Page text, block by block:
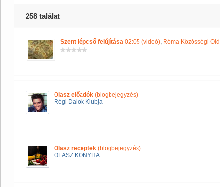
258 találat
Szent lépcső felújítása 02:05 (videó), Róma Közösségi
Olasz előadók (blogbejegyzés)
Régi Dalok Klubja
Olasz receptek (blogbejegyzés)
OLASZ KONYHA